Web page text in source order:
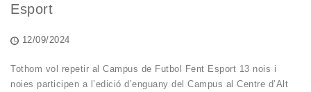
Esport
12/09/2024
Tothom vol repetir al Campus de Futbol Fent Esport 13 nois i
noies participen a l’edició d’enguany del Campus al Centre d’Alt